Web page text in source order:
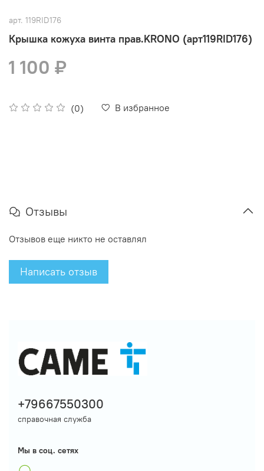
арт. 119RID176
Крышка кожуха винта прав.KRONO (арт119RID176)
(0) В избранное
1 100 ₽
Отзывы
Отзывов еще никто не оставлял
Написать отзыв
+79667550300
справочная служба
Мы в соц. сетях